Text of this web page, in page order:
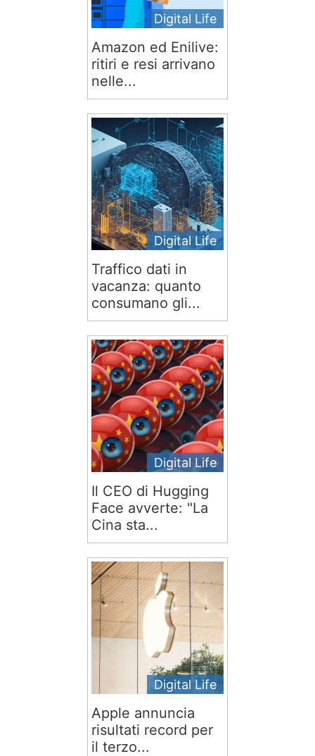
Digital Life
Amazon ed Enilive:
ritiri e resi arrivano
nelle...
Digital Life
Traffico dati in
vacanza: quanto
consumano gli...
Digital Life
Il CEO di Hugging
Face avverte: "La
Cina sta...
Digital Life
Apple annuncia
risultati record per
il terzo...